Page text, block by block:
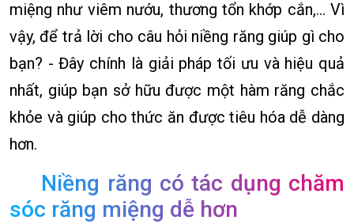
miệng như viêm nướu, thương tổn khớp cắn,… Vì
vậy, để trả lời cho câu hỏi niềng răng giúp gì cho
bạn? - Đây chính là giải pháp tối ưu và hiệu quả
nhất, giúp bạn sở hữu được một hàm răng chắc
khỏe và giúp cho thức ăn được tiêu hóa dễ dàng
hơn.
Niềng răng có tác dụng chăm
sóc răng miệng dễ hơn